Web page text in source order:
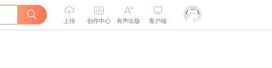
上传 创作中心 有声出版 客户端